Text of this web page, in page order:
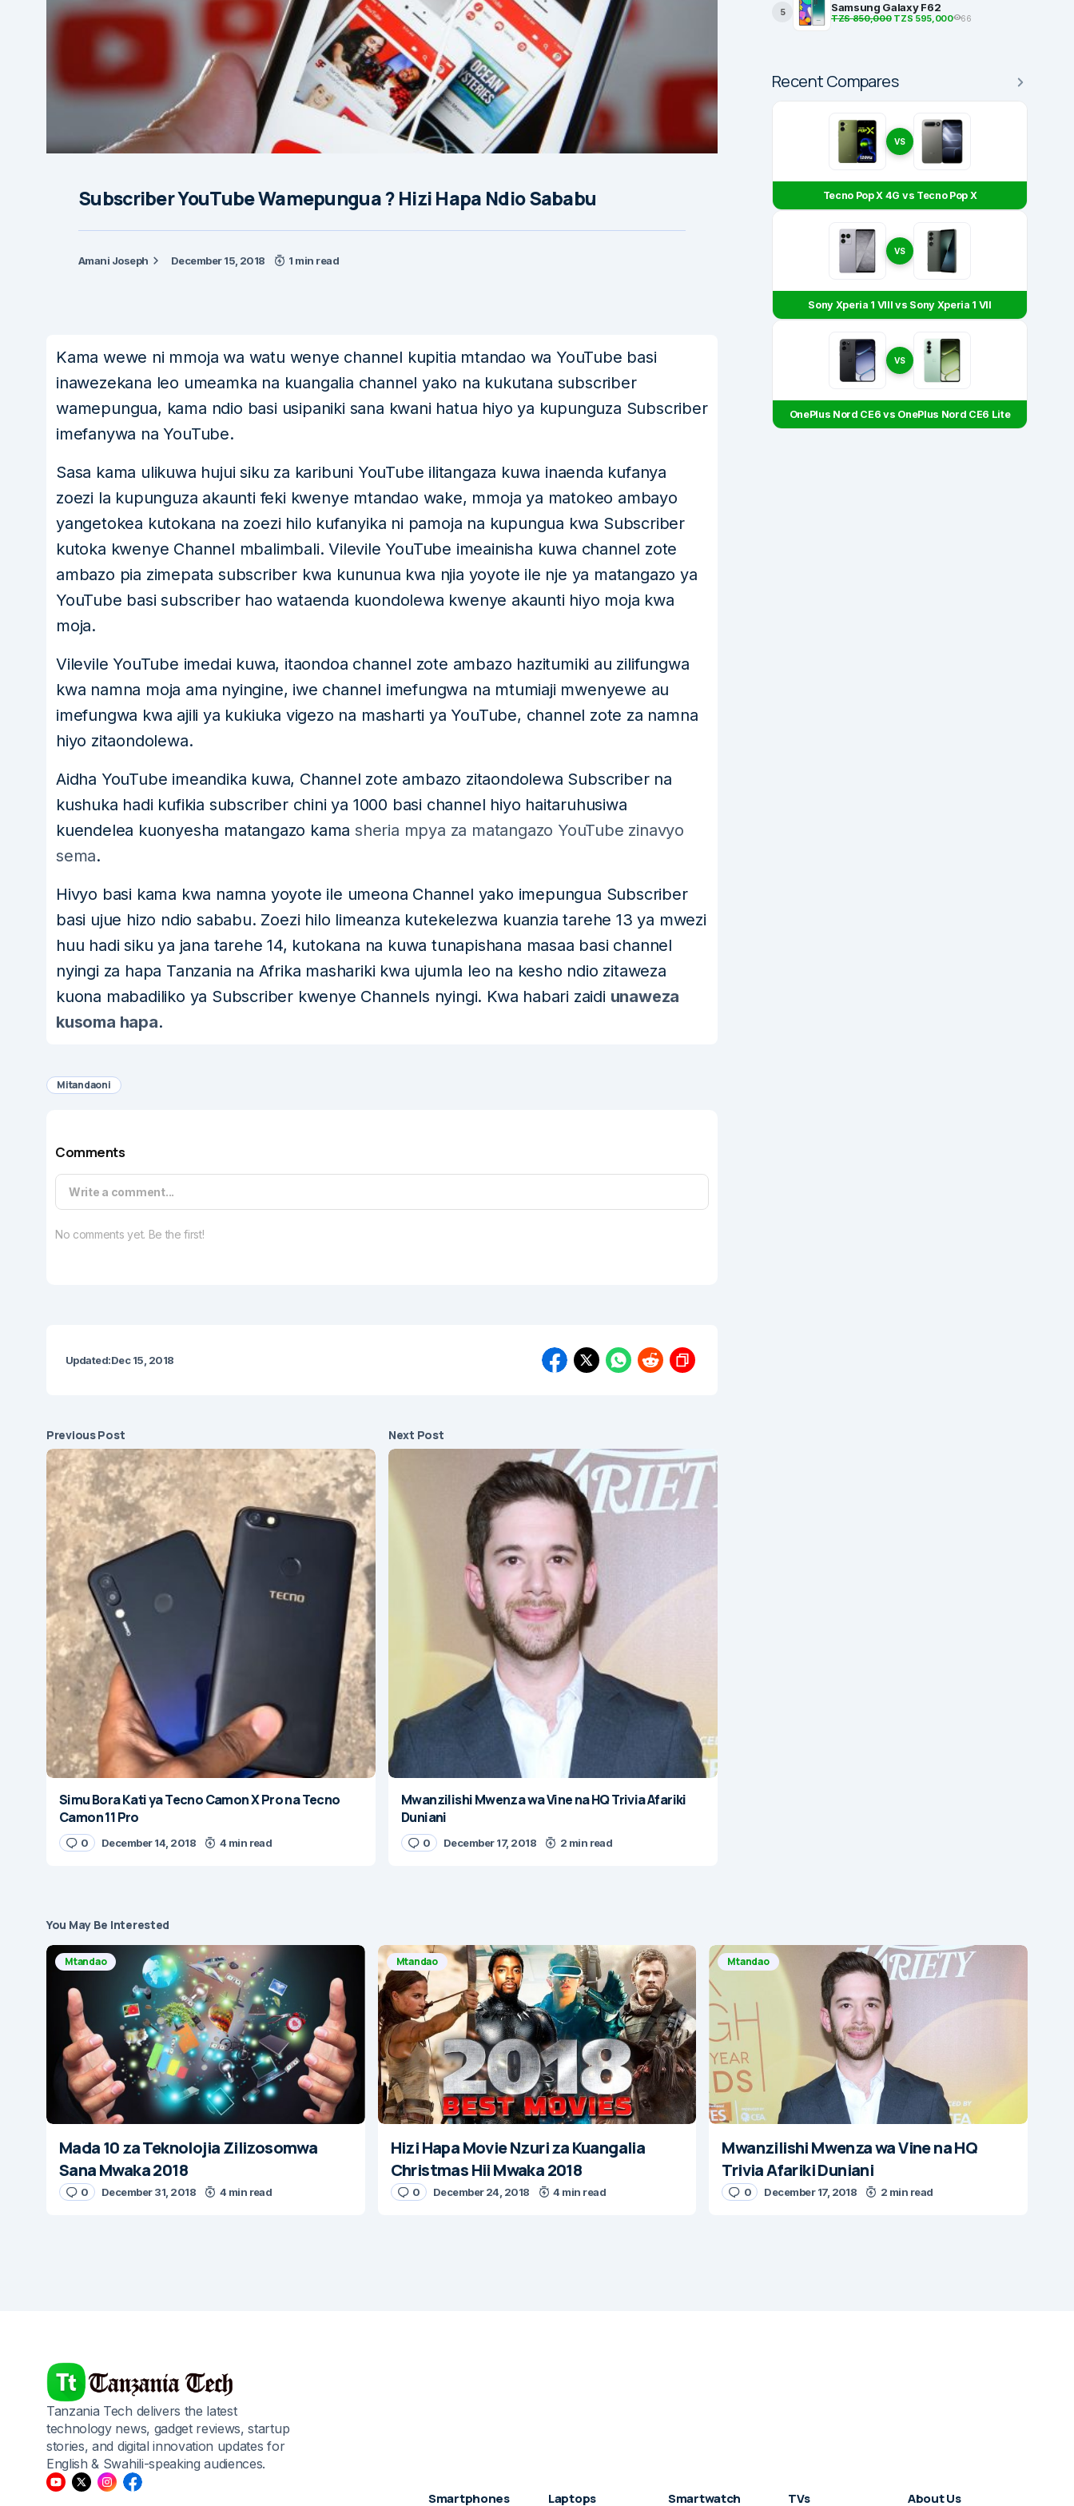
Subscriber YouTube Wamepungua ? Hizi Hapa Ndio Sababu
Amani Joseph December 15, 2018 1 min read
Kama wewe ni mmoja wa watu wenye channel kupitia mtandao wa YouTube basi
inawezekana leo umeamka na kuangalia channel yako na kukutana subscriber
wamepungua, kama ndio basi usipaniki sana kwani hatua hiyo ya kupunguza Subscriber
imefanywa na YouTube.
Sasa kama ulikuwa hujui siku za karibuni YouTube ilitangaza kuwa inaenda kufanya
zoezi la kupunguza akaunti feki kwenye mtandao wake, mmoja ya matokeo ambayo
yangetokea kutokana na zoezi hilo kufanyika ni pamoja na kupungua kwa Subscriber
kutoka kwenye Channel mbalimbali. Vilevile YouTube imeainisha kuwa channel zote
ambazo pia zimepata subscriber kwa kununua kwa njia yoyote ile nje ya matangazo ya
YouTube basi subscriber hao wataenda kuondolewa kwenye akaunti hiyo moja kwa
moja.
Vilevile YouTube imedai kuwa, itaondoa channel zote ambazo hazitumiki au zilifungwa
kwa namna moja ama nyingine, iwe channel imefungwa na mtumiaji mwenyewe au
imefungwa kwa ajili ya kukiuka vigezo na masharti ya YouTube, channel zote za namna
hiyo zitaondolewa.
Aidha YouTube imeandika kuwa, Channel zote ambazo zitaondolewa Subscriber na
kushuka hadi kufikia subscriber chini ya 1000 basi channel hiyo haitaruhusiwa
kuendelea kuonyesha matangazo kama sheria mpya za matangazo YouTube zinavyo
sema.
Hivyo basi kama kwa namna yoyote ile umeona Channel yako imepungua Subscriber
basi ujue hizo ndio sababu. Zoezi hilo limeanza kutekelezwa kuanzia tarehe 13 ya mwezi
huu hadi siku ya jana tarehe 14, kutokana na kuwa tunapishana masaa basi channel
nyingi za hapa Tanzania na Afrika mashariki kwa ujumla leo na kesho ndio zitaweza
kuona mabadiliko ya Subscriber kwenye Channels nyingi. Kwa habari zaidi unaweza
kusoma hapa.
Mitandaoni
Comments
Write a comment...
No comments yet. Be the first!
Updated:Dec 15, 2018
Previous Post
Simu Bora Kati ya Tecno Camon X Pro na Tecno
Camon 11 Pro
0 December 14, 2018 4 min read
Next Post
Mwanzilishi Mwenza wa Vine na HQ Trivia Afariki
Duniani
0 December 17, 2018 2 min read
5 Samsung Galaxy F62
TZS 850,000TZS 595,000 66
Recent Compares
VS
Tecno Pop X 4G vs Tecno Pop X
VS
Sony Xperia 1 VIII vs Sony Xperia 1 VII
VS
OnePlus Nord CE6 vs OnePlus Nord CE6 Lite
You May Be Interested
Mtandao
Mada 10 za Teknolojia Zilizosomwa
Sana Mwaka 2018
0 December 31, 2018 4 min read
Mtandao
Hizi Hapa Movie Nzuri za Kuangalia
Christmas Hii Mwaka 2018
0 December 24, 2018 4 min read
Mtandao
Mwanzilishi Mwenza wa Vine na HQ
Trivia Afariki Duniani
0 December 17, 2018 2 min read
Tanzania Tech delivers the latest
technology news, gadget reviews, startup
stories, and digital innovation updates for
English & Swahili-speaking audiences.
Smartphones Laptops Smartwatch TVs About Us